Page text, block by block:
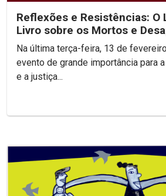
Reflexões e Resistências: O
Livro sobre os Mortos e
Políticos
Na última terça-feira, 13 de
evento de grande importância para
e a justiça...